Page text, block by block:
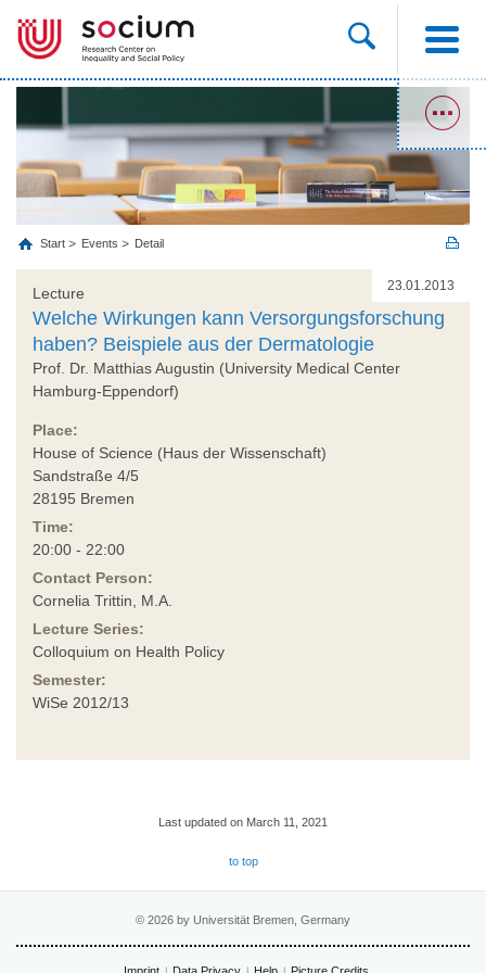
Start Events Detail
23.01.2013
Lecture
Welche Wirkungen kann Versorgungsforschung
haben? Beispiele aus der Dermatologie
Prof. Dr. Matthias Augustin (University Medical Center
Hamburg-Eppendorf)
Place:
House of Science (Haus der Wissenschaft)
Sandstraße 4/5
28195 Bremen
Time:
20:00 - 22:00
Contact Person:
Cornelia Trittin, M.A.
Lecture Series:
Colloquium on Health Policy
Semester:
WiSe 2012/13
Last updated on March 11, 2021
to top
© 2026 by Universität Bremen, Germany